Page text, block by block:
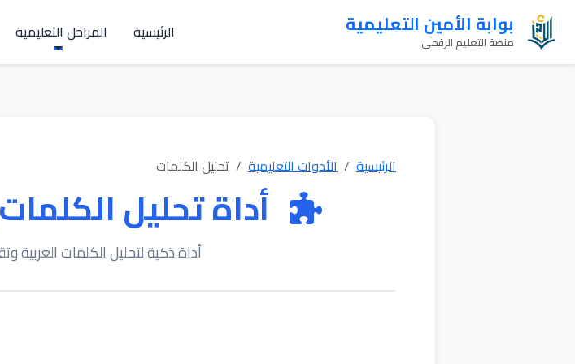
بوابة الأمين التعليمية
منصة التعليم الرقمي الرئيسية المراحل التعليمية
الرئيسية الأدوات التعليمية تحليل الكلمات
أداة تحليل
أداة ذكية لتحليل الكلمات